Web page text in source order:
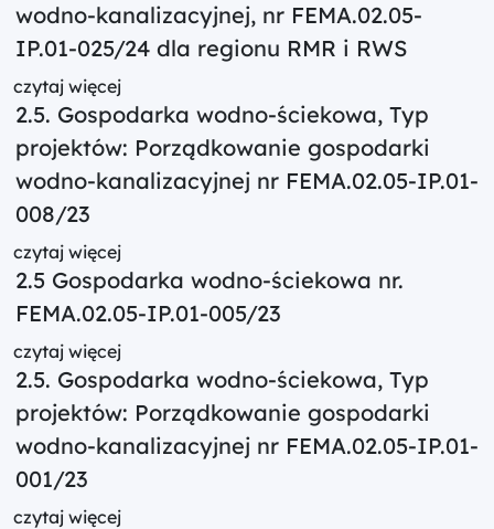
wodno-kanalizacyjnej, nr FEMA.02.05-
IP.01-025/24 dla regionu RMR i RWS
czytaj więcej
2.5. Gospodarka wodno-ściekowa, Typ
projektów: Porządkowanie gospodarki
wodno-kanalizacyjnej nr FEMA.02.05-IP.01-
008/23
czytaj więcej
2.5 Gospodarka wodno-ściekowa nr.
FEMA.02.05-IP.01-005/23
czytaj więcej
2.5. Gospodarka wodno-ściekowa, Typ
projektów: Porządkowanie gospodarki
wodno-kanalizacyjnej nr FEMA.02.05-IP.01-
001/23
czytaj więcej